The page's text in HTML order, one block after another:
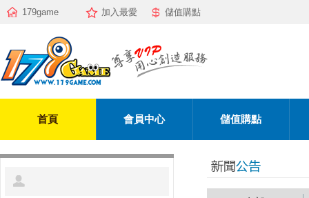
179game 加入最愛 儲值購點
首頁 會員中心 儲值購點